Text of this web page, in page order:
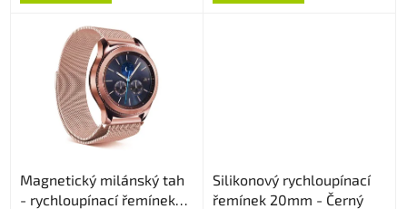
Magnetický milánský tah
- rychloupínací řemínek
Silikonový rychloupínací
řemínek 20mm - Černý